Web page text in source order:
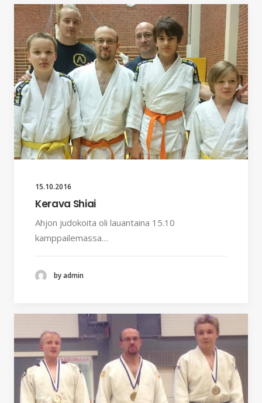
15.10.2016
Kerava Shiai
Ahjon judokoita oli lauantaina 15.10
kamppailemassa…
by admin